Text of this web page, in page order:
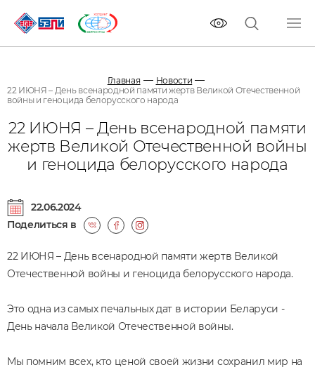
Главная
Новости
22 ИЮНЯ – День всенародной памяти жертв Великой Отечественной
войны и геноцида белорусского народа
22 ИЮНЯ – День всенародной памяти
жертв Великой Отечественной войны
и геноцида белорусского народа
22.06.2024
Поделиться в
22 ИЮНЯ – День всенародной памяти жертв Великой
Отечественной войны и геноцида белорусского народа.
Это одна из самых печальных дат в истории Беларуси -
День начала Великой Отечественной войны.
Мы помним всех, кто ценой своей жизни сохранил мир на